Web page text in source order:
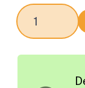
Estado
Actual